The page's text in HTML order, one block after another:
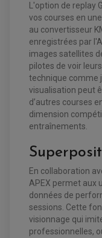
L'option de
vos courses en
au convertisseur
enregistrées par
images satellites
pilotes de voir
technique comme
visualisation peut
d’autres courses
dimension
entraînements.
En collaboration
APEX permet aux
données de
sessions. Cette
visionnage qui
professionnelles,